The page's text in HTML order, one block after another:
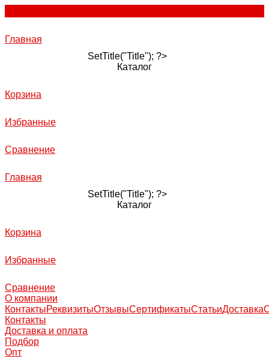
Главная
SetTitle("Title"); ?>
Каталог
Корзина
Избранные
Сравнение
Главная
SetTitle("Title"); ?>
Каталог
Корзина
Избранные
Сравнение
О компании
КонтактыРеквизитыОтзывыСертификатыСтатьиДоставка
Контакты
Доставка и оплата
Подбор
Опт